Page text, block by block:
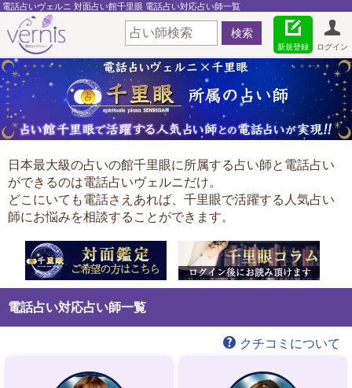
電話占いヴェルニ 対面占い館千里眼 電話占い対応占い師一覧
ログイン
新規登録
日本最大級の占いの館千里眼に所属する占い師と電話占い
ができるのは電話占いヴェルニだけ。
どこにいても電話さえあれば、千里眼で活躍する人気占い
師にお悩みを相談することができます。
電話占い対応占い師一覧
クチコミについて